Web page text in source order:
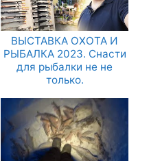
ВЫСТАВКА ОХОТА И
РЫБАЛКА 2023. Снасти
для рыбалки не не
только.